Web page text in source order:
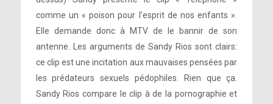
comme un « poison pour l’esprit de nos enfants ».
Elle demande donc à MTV de le bannir de son
antenne. Les arguments de Sandy Rios sont clairs:
ce clip est une incitation aux mauvaises pensées par
les prédateurs sexuels pédophiles. Rien que ça.
Sandy Rios compare le clip à de la pornographie et